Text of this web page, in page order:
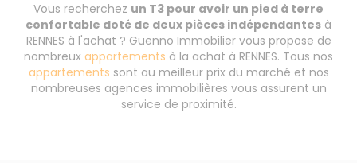
Vous recherchez un T3 pour avoir un pied à terre
confortable doté de deux pièces indépendantes à
RENNES à l'achat ? Guenno Immobilier vous propose de
nombreux appartements à la achat à RENNES. Tous nos
appartements sont au meilleur prix du marché et nos
nombreuses agences immobilières vous assurent un
service de proximité.